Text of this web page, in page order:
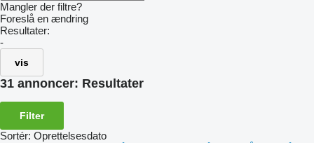
Mangler der filtre?
Foreslå en ændring
Resultater:
-
vis
31 annoncer: Resultater
Filter
Sortér: Oprettelsesdato